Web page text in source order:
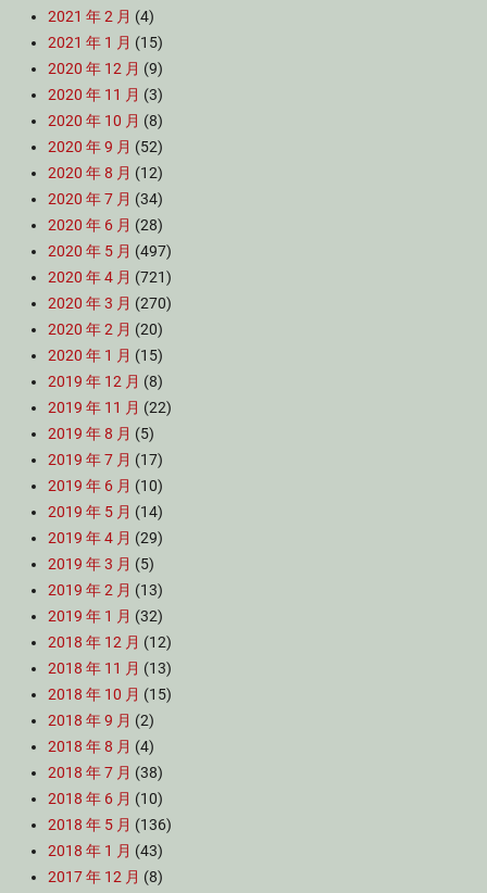
2021 年 2 月 (4)
2021 年 1 月 (15)
2020 年 12 月 (9)
2020 年 11 月 (3)
2020 年 10 月 (8)
2020 年 9 月 (52)
2020 年 8 月 (12)
2020 年 7 月 (34)
2020 年 6 月 (28)
2020 年 5 月 (497)
2020 年 4 月 (721)
2020 年 3 月 (270)
2020 年 2 月 (20)
2020 年 1 月 (15)
2019 年 12 月 (8)
2019 年 11 月 (22)
2019 年 8 月 (5)
2019 年 7 月 (17)
2019 年 6 月 (10)
2019 年 5 月 (14)
2019 年 4 月 (29)
2019 年 3 月 (5)
2019 年 2 月 (13)
2019 年 1 月 (32)
2018 年 12 月 (12)
2018 年 11 月 (13)
2018 年 10 月 (15)
2018 年 9 月 (2)
2018 年 8 月 (4)
2018 年 7 月 (38)
2018 年 6 月 (10)
2018 年 5 月 (136)
2018 年 1 月 (43)
2017 年 12 月 (8)